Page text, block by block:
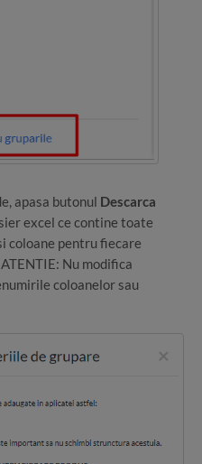
apasa butonul Descarca
excel ce contine toate
coloane pentru fiecare
Nu modifica
coloanelor sau